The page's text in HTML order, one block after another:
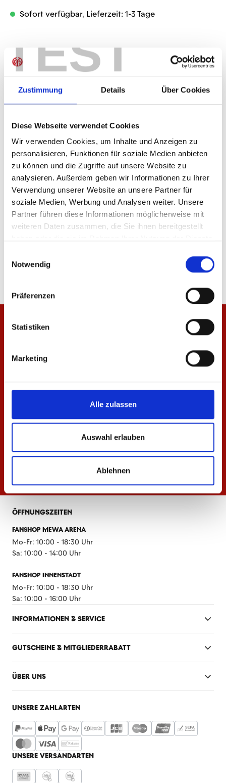
TEST
Zustimmung Details Über Cookies
Diese Webseite verwendet Cookies
Wir verwenden Cookies, um Inhalte und Anzeigen zu
personalisieren, Funktionen für soziale Medien anbieten
zu können und die Zugriffe auf unsere Website zu
analysieren. Außerdem geben wir Informationen zu Ihrer
Verwendung unserer Website an unsere Partner für
soziale Medien, Werbung und Analysen weiter. Unsere
Partner führen diese Informationen möglicherweise mit
weiteren Daten zusammen, die Sie ihnen bereitgestellt
Notwendig
Präferenzen
Statistiken
Marketing
Alle zulassen
Auswahl erlauben
Ablehnen
Sofort verfügbar, Lieferzeit: 1-3 Tage
IN DEN WARENKORB
Produktdetails
ÄHNLICHE PRODUKTE
Kappe Logo Kappe Logo
ÖFFNUNGSZEITEN
FANSHOP MEWA ARENA
Mo-Fr: 10:00 - 18:30 Uhr
Sa: 10:00 - 14:00 Uhr
FANSHOP INNENSTADT
Mo-Fr: 10:00 - 18:30 Uhr
Sa: 10:00 - 16:00 Uhr
INFORMATIONEN & SERVICE
GUTSCHEINE & MITGLIEDERRABATT
ÜBER UNS
UNSERE ZAHLARTEN
UNSERE VERSANDARTEN